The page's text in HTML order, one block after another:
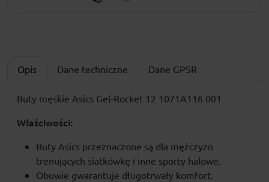
Opis Dane techniczne Dane GPSR
Buty męskie Asics Gel-Rocket 12 1071A116 001
Właściwości:
Buty Asics przeznaczone są dla mężczyzn
trenujących siatkówkę i inne sporty halowe.
Obuwie gwarantuje długotrwały komfort.